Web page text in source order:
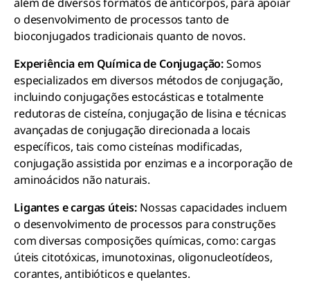
o desenvolvimento de processos tanto de
bioconjugados tradicionais quanto de novos.
Experiência em Química de Conjugação:Somos
especializados em diversos métodos de conjugação,
incluindo conjugações estocásticas e totalmente
redutoras de cisteína, conjugação de lisina e técnicas
avançadas de conjugação direcionada a locais
específicos, tais como cisteínas modificadas,
conjugação assistida por enzimas e a incorporação de
aminoácidos não naturais.
Ligantes e cargas úteis: Nossas capacidades incluem
o desenvolvimento de processos para construções
com diversas composições químicas, como: cargas
úteis citotóxicas, imunotoxinas, oligonucleotídeos,
corantes, antibióticos e quelantes.